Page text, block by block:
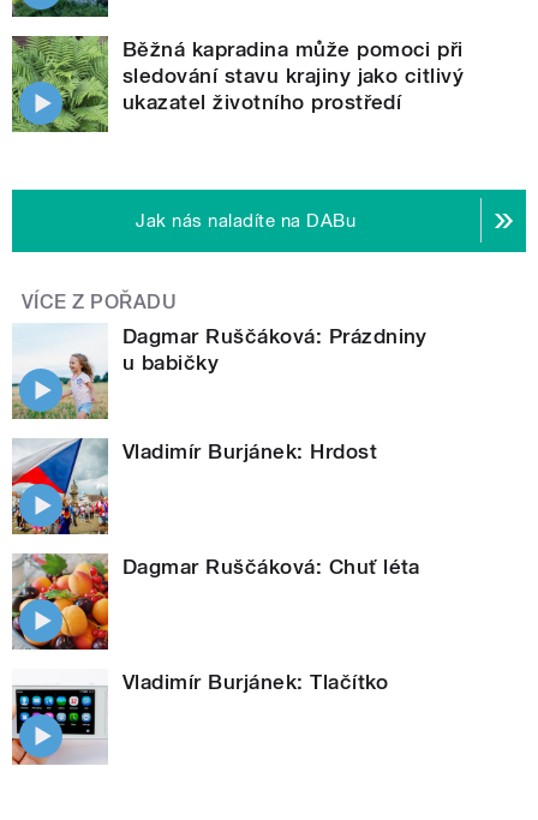
Běžná kapradina může pomoci při
sledování stavu krajiny jako citlivý
ukazatel životního prostředí
Jak nás naladíte na DABu
VÍCE Z POŘADU
Dagmar Ruščáková: Prázdniny
u babičky
Vladimír Burjánek: Hrdost
Dagmar Ruščáková: Chuť léta
Vladimír Burjánek: Tlačítko